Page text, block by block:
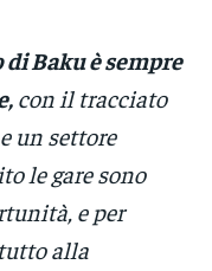
di Baku è sempre
con il tracciato
un settore
le gare sono
e per
alla